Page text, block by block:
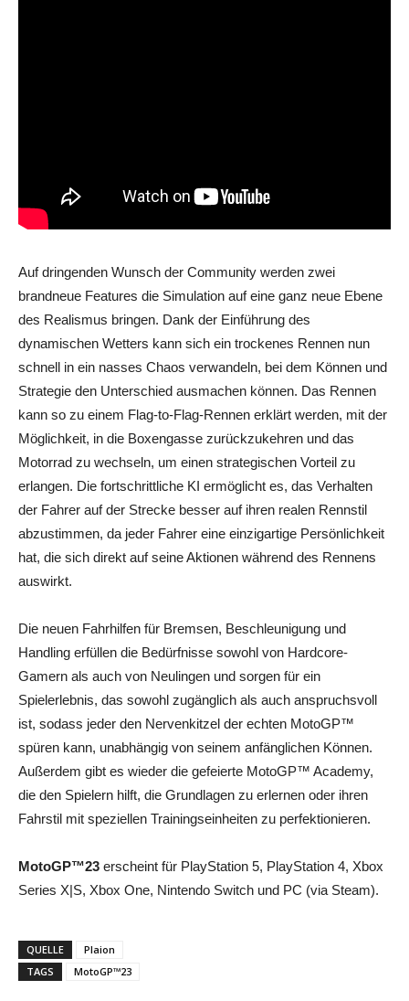
Auf dringenden Wunsch der Community werden zwei
brandneue Features die Simulation auf eine ganz neue Ebene
des Realismus bringen. Dank der Einführung des
dynamischen Wetters kann sich ein trockenes Rennen nun
schnell in ein nasses Chaos verwandeln, bei dem Können und
Strategie den Unterschied ausmachen können. Das Rennen
kann so zu einem Flag-to-Flag-Rennen erklärt werden, mit der
Möglichkeit, in die Boxengasse zurückzukehren und das
Motorrad zu wechseln, um einen strategischen Vorteil zu
erlangen. Die fortschrittliche KI ermöglicht es, das Verhalten
der Fahrer auf der Strecke besser auf ihren realen Rennstil
abzustimmen, da jeder Fahrer eine einzigartige Persönlichkeit
hat, die sich direkt auf seine Aktionen während des Rennens
auswirkt.
Die neuen Fahrhilfen für Bremsen, Beschleunigung und
Handling erfüllen die Bedürfnisse sowohl von Hardcore-
Gamern als auch von Neulingen und sorgen für ein
Spielerlebnis, das sowohl zugänglich als auch anspruchsvoll
ist, sodass jeder den Nervenkitzel der echten MotoGP™
spüren kann, unabhängig von seinem anfänglichen Können.
Außerdem gibt es wieder die gefeierte MotoGP™ Academy,
die den Spielern hilft, die Grundlagen zu erlernen oder ihren
Fahrstil mit speziellen Trainingseinheiten zu perfektionieren.
MotoGP™23 erscheint für PlayStation 5, PlayStation 4, Xbox
Series X|S, Xbox One, Nintendo Switch und PC (via Steam).
QUELLE
Plaion
TAGS
MotoGP™23